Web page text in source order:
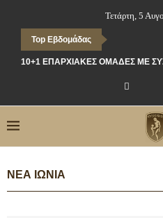
Τετάρτη, 5
Top Εβδομάδας
10+1 ΕΠΑΡΧΙΑΚΈΣ ΟΜΆΔΕΣ ΜΕ
ΝΈΑ ΙΩΝΊΑ